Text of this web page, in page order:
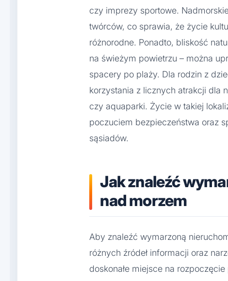
czy imprezy sportowe.
twórców, co sprawia, że życie
różnorodne. Ponadto, bliskość
na świeżym powietrzu – można
spacery po plaży. Dla rodzin z
korzystania z licznych atrakcji dla
czy aquaparki. Życie w takiej
poczuciem bezpieczeństwa oraz
sąsiadów.
Jak znaleźć
nad morzem
Aby znaleźć wymarzoną
różnych źródeł informacji oraz
doskonałe miejsce na